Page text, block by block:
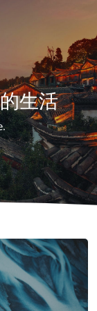
生活